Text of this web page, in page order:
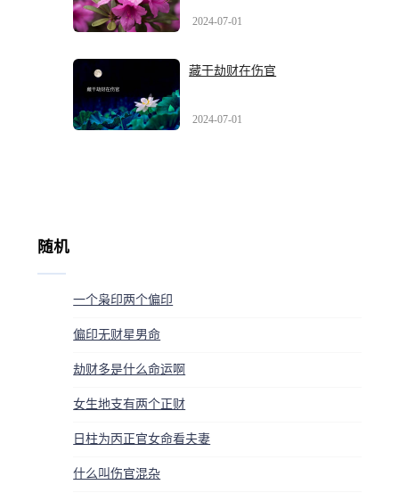
2024-07-01
藏干劫财在伤官
2024-07-01
随机
一个枭印两个偏印
偏印无财星男命
劫财多是什么命运啊
女生地支有两个正财
日柱为丙正官女命看夫妻
什么叫伤官混杂